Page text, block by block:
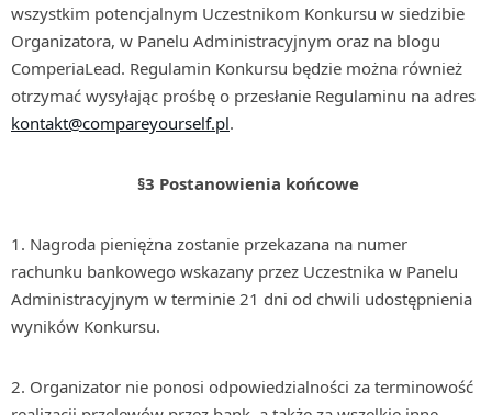
wszystkim potencjalnym Uczestnikom Konkursu w siedzibie
Organizatora, w Panelu Administracyjnym oraz na blogu
ComperiaLead. Regulamin Konkursu będzie można również
otrzymać wysyłając prośbę o przesłanie Regulaminu na adres
kontakt@compareyourself.pl.
§3 Postanowienia końcowe
1. Nagroda pieniężna zostanie przekazana na numer
rachunku bankowego wskazany przez Uczestnika w Panelu
Administracyjnym w terminie 21 dni od chwili udostępnienia
wyników Konkursu.
2. Organizator nie ponosi odpowiedzialności za terminowość